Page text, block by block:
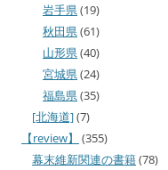
岩手県(19)
秋田県(61)
山形県(40)
宮城県(24)
福島県(35)
[北海道](7)
【review】
(355)
幕末維新関連の書籍(78)